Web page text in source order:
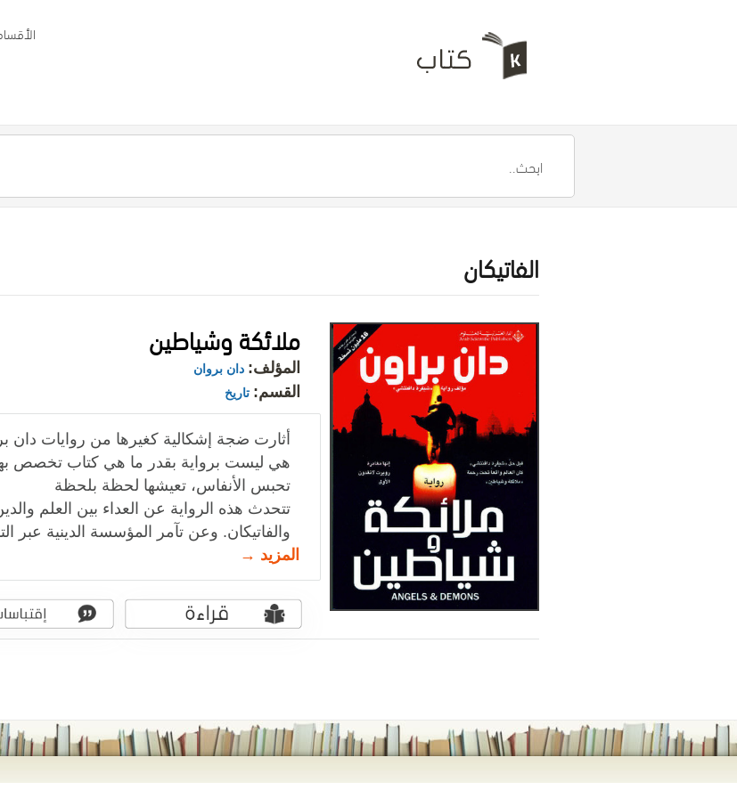
الفاتيكان
ملائكة وشياطين
المؤلف: دان بروان
القسم: تاريخ
أثارت ضجة إشكالية كغيرها من روايات دان
هي ليست برواية بقدر ما هي كتاب تخصص
تحبس الأنفاس، تعيشها لحظة بلحظة
تتحدث هذه الرواية عن العداء بين العلم
والفاتيكان. وعن تآمر المؤسسة الدينية عبر
المزيد →